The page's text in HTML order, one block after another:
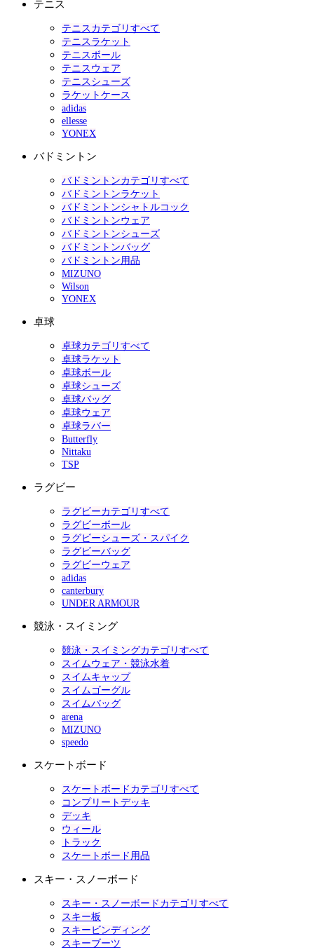
テニス
テニスカテゴリすべて
テニスラケット
テニスボール
テニスウェア
テニスシューズ
ラケットケース
adidas
ellesse
YONEX
バドミントン
バドミントンカテゴリすべて
バドミントンラケット
バドミントンシャトルコック
バドミントンウェア
バドミントンシューズ
バドミントンバッグ
バドミントン用品
MIZUNO
Wilson
YONEX
卓球
卓球カテゴリすべて
卓球ラケット
卓球ボール
卓球シューズ
卓球バッグ
卓球ウェア
卓球ラバー
Butterfly
Nittaku
TSP
ラグビー
ラグビーカテゴリすべて
ラグビーボール
ラグビーシューズ・スパイク
ラグビーバッグ
ラグビーウェア
adidas
canterbury
UNDER ARMOUR
競泳・スイミング
競泳・スイミングカテゴリすべて
スイムウェア・競泳水着
スイムキャップ
スイムゴーグル
スイムバッグ
arena
MIZUNO
speedo
スケートボード
スケートボードカテゴリすべて
コンプリートデッキ
デッキ
ウィール
トラック
スケートボード用品
スキー・スノーボード
スキー・スノーボードカテゴリすべて
スキー板
スキービンディング
スキーブーツ